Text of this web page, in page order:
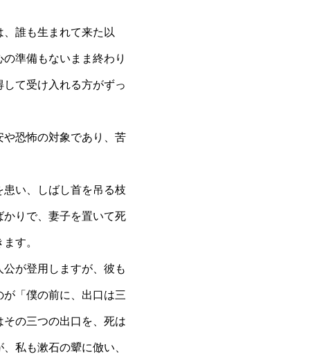
誰も生まれて来た以
準備もないまま終わり
て受け入れる方がずっ
恐怖の対象であり、苦
い、しばし首を吊る枝
りで、妻子を置いて死
す。
が登用しますが、彼も
「僕の前に、出口は三
の三つの出口を、死は
私も漱石の顰に倣い、